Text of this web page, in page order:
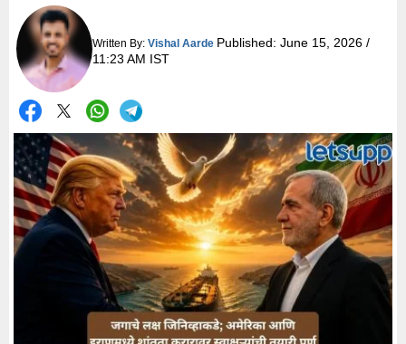
Written By: Vishal Aarde Published: June 15, 2026 /
11:23 AM IST